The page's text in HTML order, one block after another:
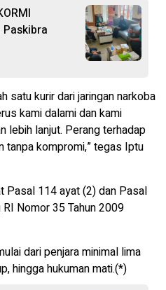
satu kurir dari jaringan narkoba
kami dalami dan kami
lebih lanjut. Perang terhadap
tanpa kompromi,” tegas Iptu
Pasal 114 ayat (2) dan Pasal
Nomor 35 Tahun 2009
dari penjara minimal lima
hingga hukuman mati.(*)